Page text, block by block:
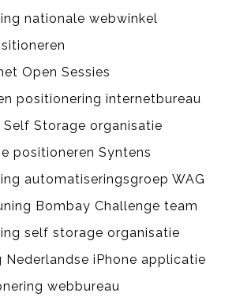
nationale webwinkel
Open Sessies
positionering internetbureau
Self Storage organisatie
positioneren Syntens
automatiseringsgroep WAG
Bombay Challenge team
self storage organisatie
Nederlandse iPhone applicatie
webbureau